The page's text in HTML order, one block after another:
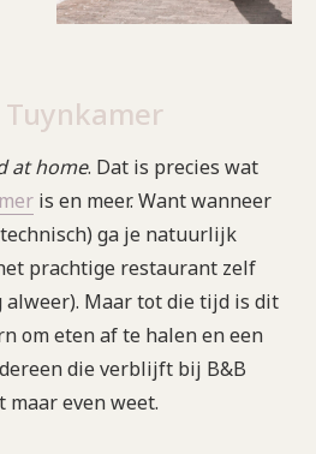
at home. Dat is precies wat
is en meer. Want wanneer
ga je natuurlijk
prachtige restaurant zelf
Maar tot die tijd is dit
om eten af te halen en een
die verblijft bij B&B
maar even weet.